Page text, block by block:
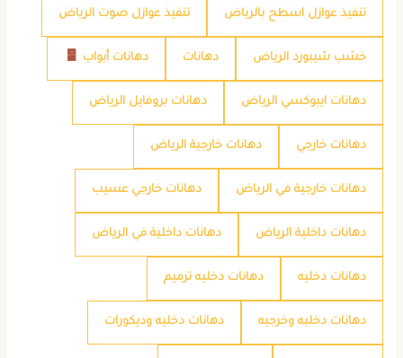
تنفيذ عوازل اسطح بالرياض تنفيذ عوازل صوت الرياض
خشب شيبورد الرياض دهانات دهانات أبواب
دهانات ايبوكسي الرياض دهانات بروفايل الرياض
دهانات خارجي دهانات خارجية الرياض
دهانات خارجية في الرياض دهانات خارجي عسيب
دهانات داخلية الرياض دهانات داخلية في الرياض
دهانات دخليه دهانات دخليه ترميم
دهانات دخليه وخرجيه دهانات دخليه وديكورات